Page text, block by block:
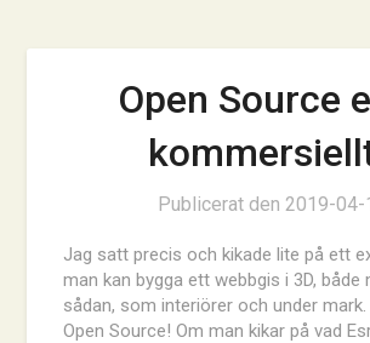
Open Source
Publicerat den 2019-04-
Jag satt precis och kikade lite på ett
man kan bygga ett webbgis i 3D, både
sådan, som interiörer och under
Open Source! Om man kikar på vad